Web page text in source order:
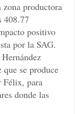
productora
408.77
positivo
por la SAG.
se produce
Félix, para
donde las